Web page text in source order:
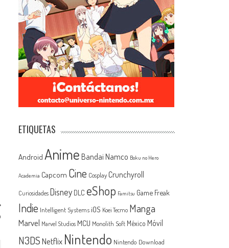
ETIQUETAS
Android Anime Bandai Namco Boku no Hero
Academia Capcom Cine Cosplay Crunchyroll
Curiosidades Disney DLC eShop Famitsu Game Freak
Indie Intelligent Systems iOS Koei Tecmo Manga
Marvel Marvel Studios MCU Monolith Soft México Móvil
N3DSNetflix Nintendo Nintendo Download